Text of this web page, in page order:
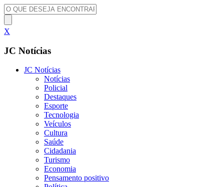
X
JC Notícias
JC Notícias
Notícias
Policial
Destaques
Esporte
Tecnologia
Veículos
Cultura
Saúde
Cidadania
Turismo
Economia
Pensamento positivo